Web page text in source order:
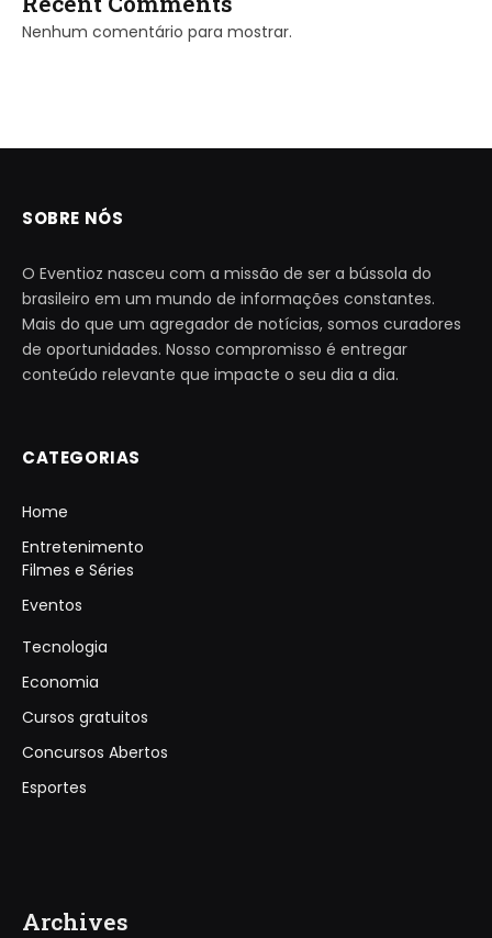
Nenhum comentário para mostrar.
SOBRE NÓS
O Eventioz nasceu com a missão de ser a bússola do
brasileiro em um mundo de informações constantes.
Mais do que um agregador de notícias, somos curadores
de oportunidades. Nosso compromisso é entregar
conteúdo relevante que impacte o seu dia a dia.
CATEGORIAS
Home
Entretenimento
Filmes e Séries
Eventos
Tecnologia
Economia
Cursos gratuitos
Concursos Abertos
Esportes
Archives